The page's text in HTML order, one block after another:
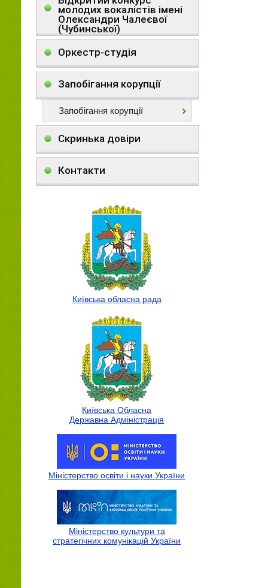
молодих вокалістів імені
Олександри Чалеєвої
(Чубинської)
Оркестр-студія
Запобігання корупції
Запобігання корупції
Скринька довіри
Контакти
Київська обласна рада
Київська Обласна
Державна Адмiнiстрацiя
Міністерство освіти і науки України
Міністерство культури та
стратегічних комунікацій України